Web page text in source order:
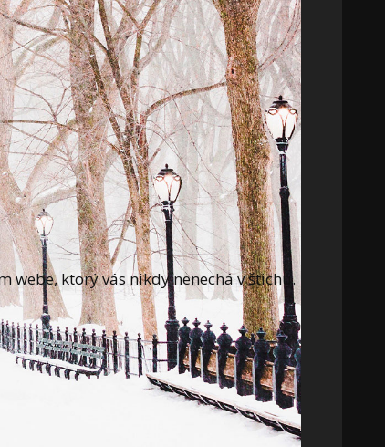
webe, ktorý vás nikdy nenechá v štichu.